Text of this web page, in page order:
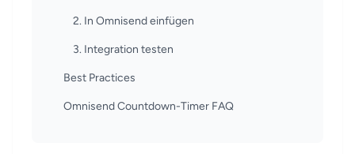
2. In Omnisend einfügen
3. Integration testen
Best Practices
Omnisend Countdown-Timer FAQ